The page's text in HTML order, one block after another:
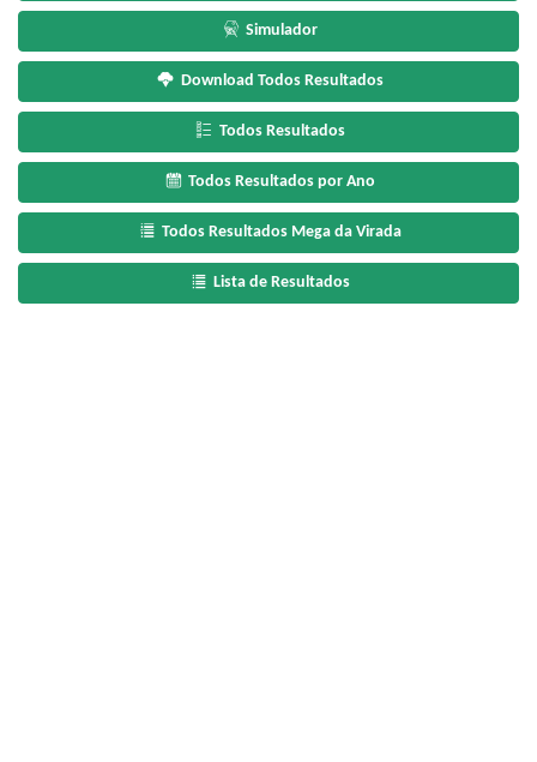
Simulador
Download Todos Resultados
Todos Resultados
Todos Resultados por Ano
Todos Resultados Mega da Virada
Lista de Resultados